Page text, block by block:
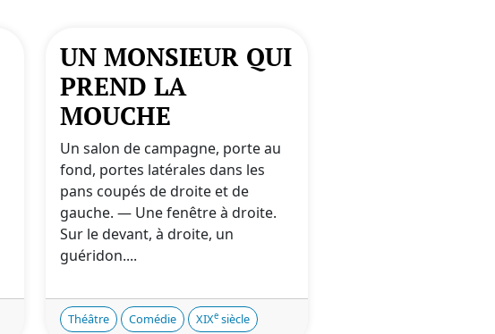
UN MONSIEUR QUI
PREND LA
MOUCHE
Un salon de campagne, porte au
fond, portes latérales dans les
pans coupés de droite et de
gauche. — Une fenêtre à droite.
Sur le devant, à droite, un
guéridon....
Théâtre Comédie XIXe siècle